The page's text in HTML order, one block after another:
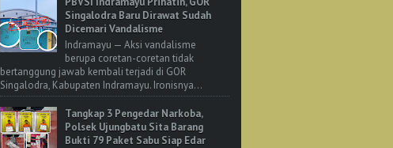
Singalodra Baru Dirawat Sudah
Dicemari Vandalisme
Indramayu — Aksi vandalisme
berupa coretan-coretan tidak
bertanggung jawab kembali terjadi di GOR
Singalodra, Kabupaten Indramayu. Ironisnya...
Tangkap 3 Pengedar Narkoba,
Polsek Ujungbatu Sita Barang
Bukti 79 Paket Sabu Siap Edar